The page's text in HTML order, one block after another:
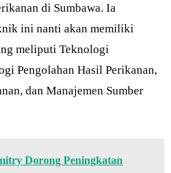
di Sumbawa. Ia
ini nanti akan memiliki
meliputi Teknologi
Pengolahan Hasil Perikanan,
dan Manajemen Sumber
Dorong Peningkatan